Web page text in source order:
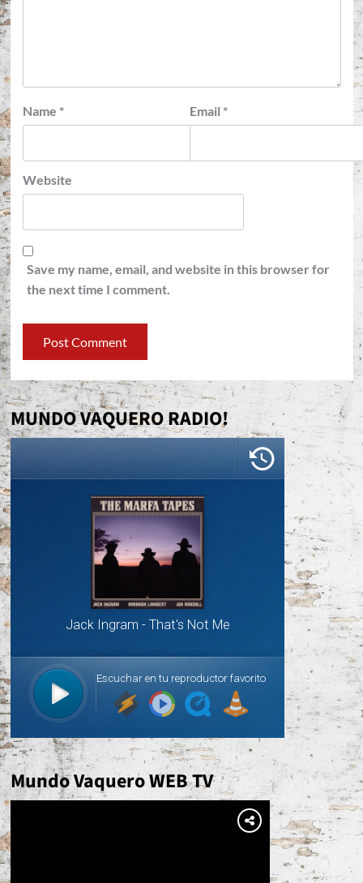
Name * Email *
Website
Save my name, email, and website in this browser for
the next time I comment.
MUNDO VAQUERO RADIO!
Mundo Vaquero WEB TV